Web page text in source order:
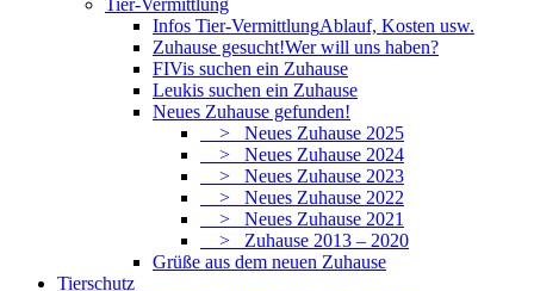
Tier-Vermittlung
Infos Tier-VermittlungAblauf, Kosten usw.
Zuhause gesucht!Wer will uns haben?
FIVis suchen ein Zuhause
Leukis suchen ein Zuhause
Neues Zuhause gefunden!
> Neues Zuhause 2025
> Neues Zuhause 2024
> Neues Zuhause 2023
> Neues Zuhause 2022
> Neues Zuhause 2021
> Zuhause 2013 – 2020
Grüße aus dem neuen Zuhause
Tierschutz